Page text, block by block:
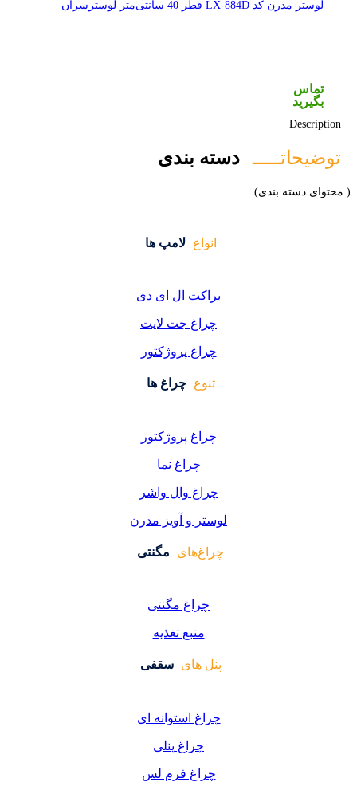
لوستر مدرن کد LX-884D قطر 40 سانتی‌متر لوسترسران
تماس
بگیرید
Description
توضیحاتـــــ دسته بندی
( محتوای دسته بندی)
انواع لامپ ها
براکت ال ای دی
چراغ جت لایت
چراغ پروژکتور
تنوع چراغ ها
چراغ پروژکتور
چراغ نما
چراغ وال واشر
لوستر و آویز مدرن
چراغ‌های مگنتی
چراغ مگنتی
منبع تغذیه
پنل های سقفی
چراغ استوانه ای
چراغ پنلی
چراغ فرم لس